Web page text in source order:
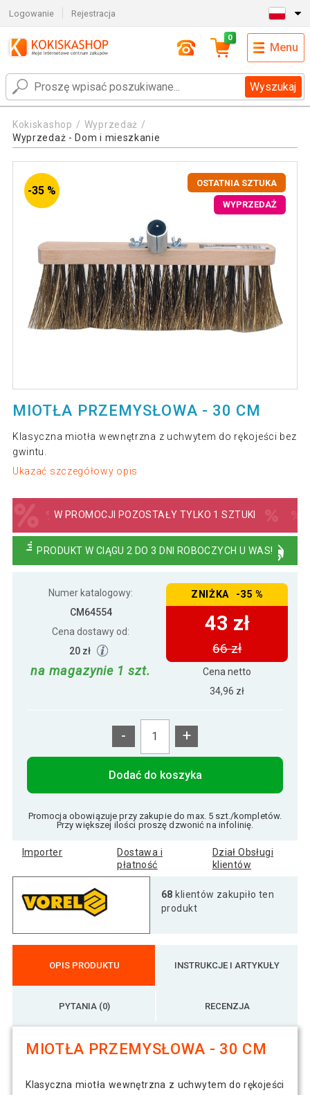
Logowanie Rejestracja
Wyszukaj
0
Menu
Kokiskashop
Wyprzedaż
Wyprzedaż - Dom i mieszkanie
-35 %
OSTATNIA SZTUKA
WYPRZEDAŻ
MIOTŁA PRZEMYSŁOWA - 30 CM
Klasyczna miotła wewnętrzna z uchwytem do rękojeści bez
gwintu.
Ukazać szczegółowy opis
W PROMOCJI POZOSTAŁY TYLKO 1 SZTUKI
PRODUKT W CIĄGU 2 DO 3 DNI ROBOCZYCH U WAS!
Numer katalogowy:
CM64554
Cena dostawy od:
20 zł
na magazynie 1 szt.
ZNIŻKA -35 %
43 zł
66 zł
Cena netto
34,96 zł
- +
Dodać do koszyka
Promocja obowiązuje przy zakupie do max. 5 szt./kompletów.
Przy większej ilości proszę dzwonić na infolinię.
Importer
Dostawa i
płatność
Dział Obsługi
klientów
68 klientów zakupiło ten
produkt
OPIS PRODUKTU INSTRUKCJE I ARTYKUŁY
PYTANIA (0) RECENZJA
MIOTŁA PRZEMYSŁOWA - 30 CM
Klasyczna miotła wewnętrzna z uchwytem do rękojeści